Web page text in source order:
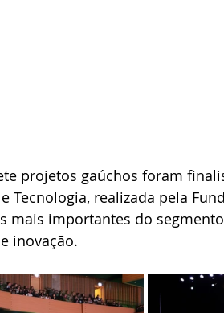
projetos gaúchos foram
Tecnologia, realizada pela
mais importantes do
inovação.